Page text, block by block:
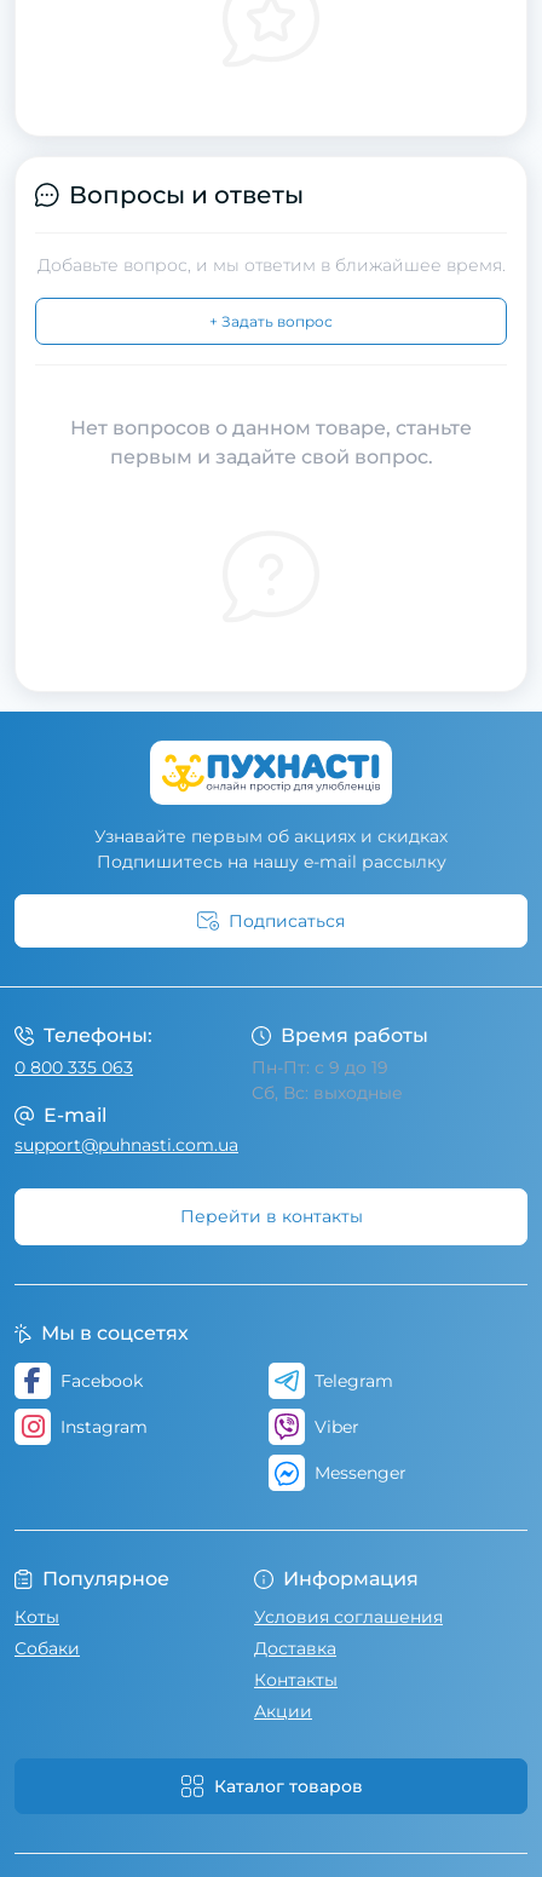
Вопросы и ответы
Добавьте вопрос, и мы ответим в ближайшее время.
+ Задать вопрос
Нет вопросов о данном товаре, станьте
первым и задайте свой вопрос.
Узнавайте первым об акциях и скидках
Подпишитесь на нашу e-mail рассылку
Подписаться
Телефоны:
0 800 335 063
Время работы
Пн-Пт: с 9 до 19
Сб, Вс: выходные
E-mail
support@puhnasti.com.ua
Перейти в контакты
Популярное
Коты
Собаки
Информация
Условия соглашения
Доставка
Контакты
Акции
Каталог товаров
Мы в соцсетях
Facebook
Instagram
Telegram
Viber
Messenger